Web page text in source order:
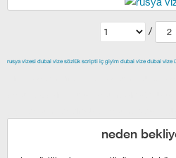
/ 2
rusya vizesi dubai vize sözlük scripti iç giyim dubai vize dubai vize
neden